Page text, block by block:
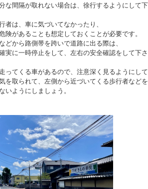
な間隔が取れない場合は、徐行するようにして
者は、車に気づいてなかったり、
険があることも想定しておくことが必要です。
どから路側帯を跨いで道路に出る際は、
実に一時停止をして、左右の安全確認をして下
ってくる車があるので、注意深く見るようにし
を取られて、左側から近づいてくる歩行者など
いようにしましょう。